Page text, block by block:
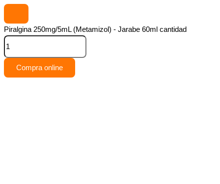
Piralgina 250mg/5mL (Metamizol) - Jarabe 60ml cantidad
Compra online